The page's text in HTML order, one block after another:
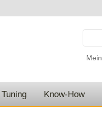
Tuning Know-How